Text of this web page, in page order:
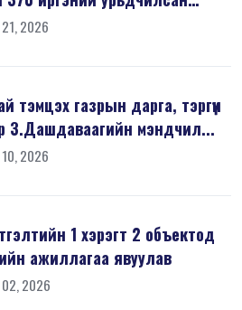
2026
тэмцэх газрын дарга, тэргүүн
З.Дашдаваагийн мэндчил...
2026
1 хэрэгт 2 объектод
ажиллагаа явуулав
2026